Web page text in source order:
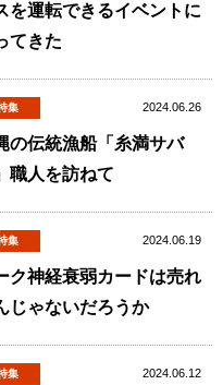
を運転できるイベントに
てきた
集 2024.06.26
の伝統漁船「糸満サバ
職人を訪ねて
集 2024.06.19
ク神経衰弱カードは売れ
じゃないだろうか
集 2024.06.12